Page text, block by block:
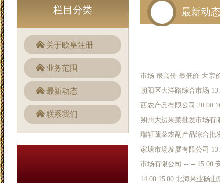
栏目分类
关于欧皇注册
业务范围
最新动态
联系我们
最新动态
市场 最高价 最低价 大宗
朝阳区大洋路综合市场
西农产品有限公司 20.00
朔州大运果菜批发市场有
瑞轩蔬菜农副产品综合批
家塘市场发展有限公司
市场有限公司 -- -- 15.00
14.00 15.00 北海果业砀